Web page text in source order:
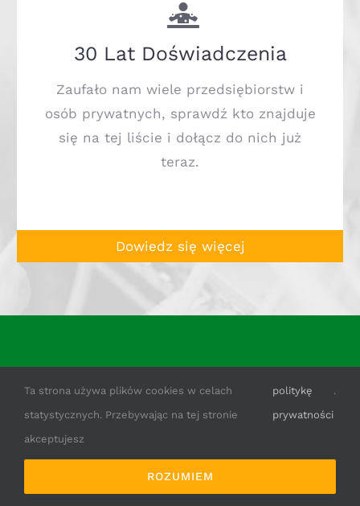
30 Lat Doświadczenia
Zaufało nam wiele przedsiębiorstw i
osób prywatnych, sprawdź kto znajduje
się na tej liście i dołącz do nich już
teraz.
Dowiedz się więcej
NASZA OFERTA
Ta strona używa plików cookies w celach
statystycznych. Przebywając na tej stronie
akceptujesz
politykę
prywatności
.
ROZUMIEM